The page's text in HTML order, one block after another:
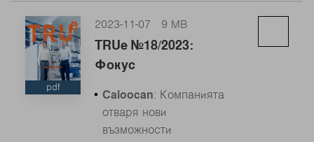
pdf
2023-11-07 9 MB
TRUe №18/2023:
Фокус
Caloocan: Компанията
отваря нови
възможности